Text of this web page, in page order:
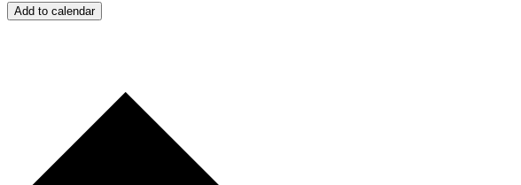
Add to calendar